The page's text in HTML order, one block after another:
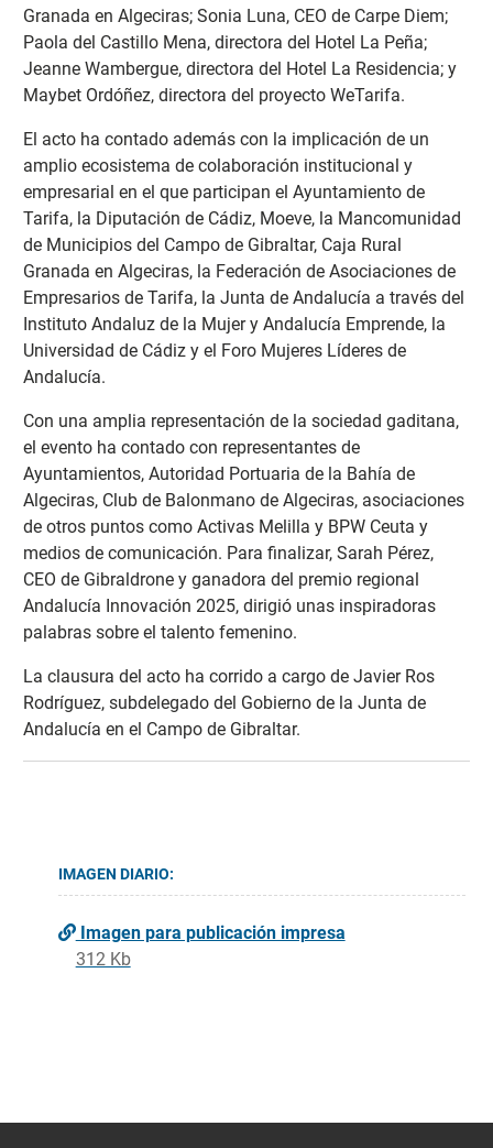
Granada en Algeciras; Sonia Luna, CEO de Carpe Diem;
Paola del Castillo Mena, directora del Hotel La Peña;
Jeanne Wambergue, directora del Hotel La Residencia; y
Maybet Ordóñez, directora del proyecto WeTarifa.
El acto ha contado además con la implicación de un
amplio ecosistema de colaboración institucional y
empresarial en el que participan el Ayuntamiento de
Tarifa, la Diputación de Cádiz, Moeve, la Mancomunidad
de Municipios del Campo de Gibraltar, Caja Rural
Granada en Algeciras, la Federación de Asociaciones de
Empresarios de Tarifa, la Junta de Andalucía a través del
Instituto Andaluz de la Mujer y Andalucía Emprende, la
Universidad de Cádiz y el Foro Mujeres Líderes de
Andalucía.
Con una amplia representación de la sociedad gaditana,
el evento ha contado con representantes de
Ayuntamientos, Autoridad Portuaria de la Bahía de
Algeciras, Club de Balonmano de Algeciras, asociaciones
de otros puntos como Activas Melilla y BPW Ceuta y
medios de comunicación. Para finalizar, Sarah Pérez,
CEO de Gibraldrone y ganadora del premio regional
Andalucía Innovación 2025, dirigió unas inspiradoras
palabras sobre el talento femenino.
La clausura del acto ha corrido a cargo de Javier Ros
Rodríguez, subdelegado del Gobierno de la Junta de
Andalucía en el Campo de Gibraltar.
IMAGEN DIARIO:
Imagen para publicación impresa
312 Kb